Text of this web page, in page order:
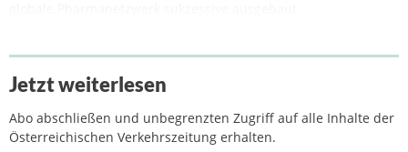
Jetzt weiterlesen
Abo abschließen und unbegrenzten Zugriff auf alle Inhalte der
Österreichischen Verkehrszeitung erhalten.